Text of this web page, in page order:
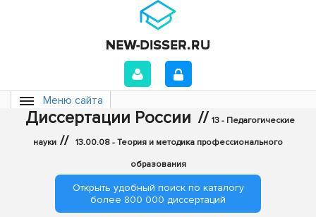
Меню сайта
Диссертации России // 13 - Педагогические
науки // 13.00.08 - Теория и методика профессионального
образования
Открыть удобный поиск по каталогу
более 800 000 диссертаций